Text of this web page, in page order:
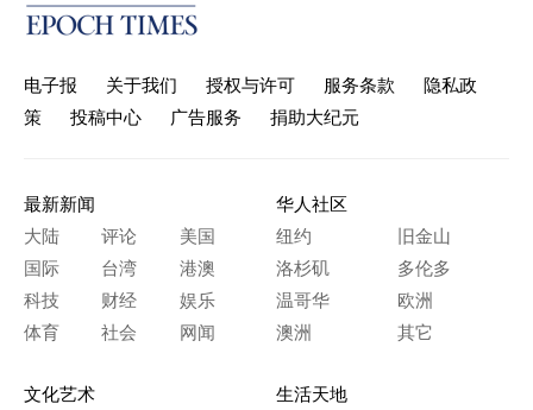
电子报 关于我们 授权与许可 服务条款
隐私政
策
投稿中心 广告服务 捐助大纪元
最新新闻
大陆
评论
美国
国际
台湾
港澳
科技
财经
娱乐
体育
社会 网闻
华人社区
纽约
旧金山
洛杉矶
多伦多
温哥华
欧洲
澳洲
其它
文化艺术
生活天地